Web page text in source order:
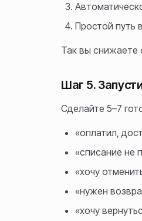
Простой путь
Так вы снижаете
Шаг 5.
Сделайте 5–7
«оплатил,
«списание не
«хочу
«нужен
«хочу